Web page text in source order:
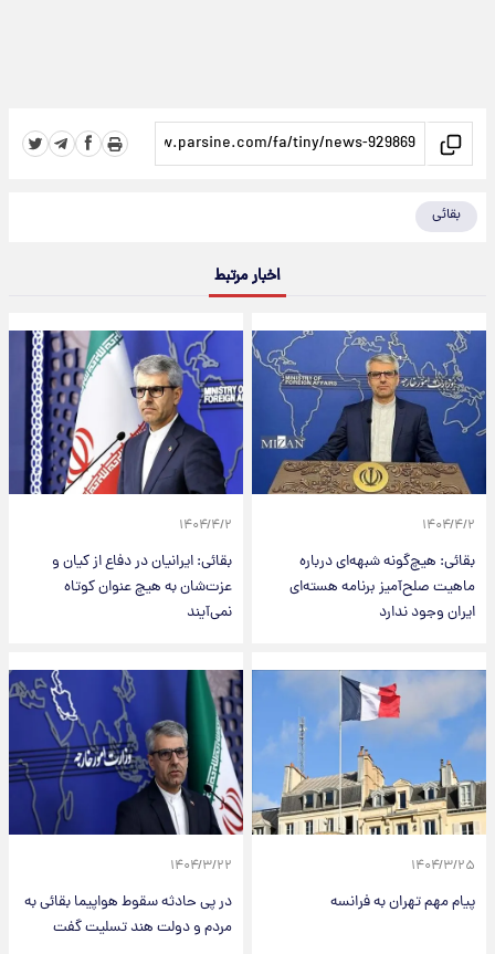
بقائی
اخبار مرتبط
۱۴۰۴/۴/۲
بقائی: هیچ‌گونه شبهه‌ای درباره
ماهیت صلح‌آمیز برنامه هسته‌ای
ایران وجود ندارد
۱۴۰۴/۴/۲
بقائی: ایرانیان در دفاع از کیان و
عزت‌شان به هیچ عنوان کوتاه
نمی‌آیند
۱۴۰۴/۳/۲۵
پیام مهم تهران به فرانسه
۱۴۰۴/۳/۲۲
در پی حادثه سقوط هواپیما بقائی به
مردم و دولت هند تسلیت گفت